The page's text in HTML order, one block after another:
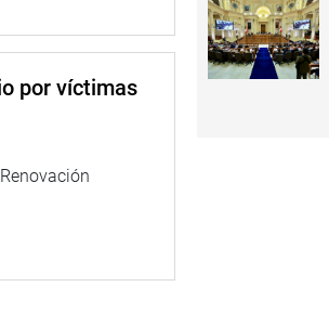
por víctimas